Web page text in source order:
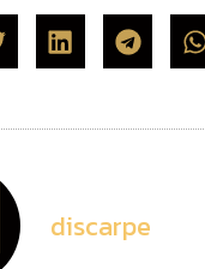
discarpe